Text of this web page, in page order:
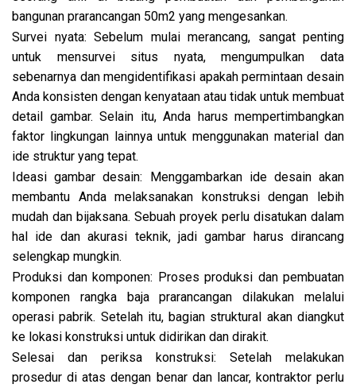
bangunan prarancangan 50m2 yang mengesankan.
Survei nyata: Sebelum mulai merancang, sangat penting
untuk mensurvei situs nyata, mengumpulkan data
sebenarnya dan mengidentifikasi apakah permintaan desain
Anda konsisten dengan kenyataan atau tidak untuk membuat
detail gambar. Selain itu, Anda harus mempertimbangkan
faktor lingkungan lainnya untuk menggunakan material dan
ide struktur yang tepat.
Ideasi gambar desain: Menggambarkan ide desain akan
membantu Anda melaksanakan konstruksi dengan lebih
mudah dan bijaksana. Sebuah proyek perlu disatukan dalam
hal ide dan akurasi teknik, jadi gambar harus dirancang
selengkap mungkin.
Produksi dan komponen: Proses produksi dan pembuatan
komponen rangka baja prarancangan dilakukan melalui
operasi pabrik. Setelah itu, bagian struktural akan diangkut
ke lokasi konstruksi untuk didirikan dan dirakit.
Selesai dan periksa konstruksi: Setelah melakukan
prosedur di atas dengan benar dan lancar, kontraktor perlu